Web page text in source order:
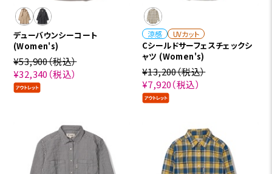
デューバウンシーコート
(Women's)
¥53,900（税込）
¥32,340 （税込）
涼感 UVカット
Cシールドサーフェスチェックシ
ャツ (Women's)
¥13,200（税込）
¥7,920（税込）